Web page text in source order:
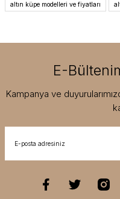
altın küpe modelleri ve fiyatları
E-
Kampanya ve